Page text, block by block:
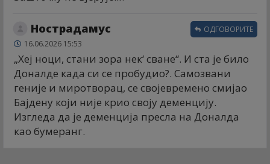
Нострадамус
16.06.2026 15:53
„Хеј ноци, стани зора нек‘ сване“. И ста је било
Доналде када си се пробудио?. Самозвани
геније и миротворац, се својевремено смијао
Бајдену који није крио своју деменцију.
Изгледа да је деменција пресла на Доналда
као бумеранг.
ОДГОВОРИТЕ